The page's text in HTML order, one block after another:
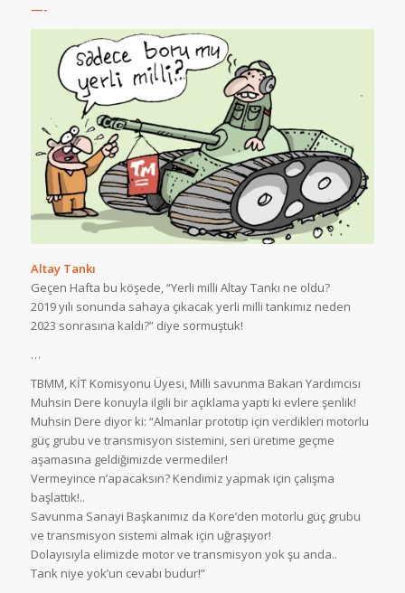
—-
Altay Tankı
Geçen Hafta bu köşede, “Yerli milli Altay Tankı ne oldu?
2019 yılı sonunda sahaya çıkacak yerli milli tankımız neden
2023 sonrasına kaldı?” diye sormuştuk!
…
TBMM, KİT Komisyonu Üyesi, Milli savunma Bakan Yardımcısı
Muhsin Dere konuyla ilgili bir açıklama yaptı ki evlere şenlik!
Muhsin Dere diyor ki: “Almanlar prototip için verdikleri motorlu
güç grubu ve transmisyon sistemini, seri üretime geçme
aşamasına geldiğimizde vermediler!
Vermeyince n’apacaksın? Kendimiz yapmak için çalışma
başlattık!..
Savunma Sanayi Başkanımız da Kore’den motorlu güç grubu
ve transmisyon sistemi almak için uğraşıyor!
Dolayısıyla elimizde motor ve transmisyon yok şu anda..
Tank niye yok’un cevabı budur!”